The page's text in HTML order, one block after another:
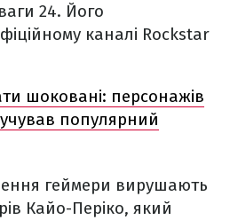
24. Його
каналі Rockstar
шоковані: персонажів
популярний
геймери вирушають
Кайо-Періко, який